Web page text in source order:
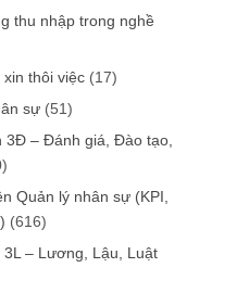
thu nhập trong nghề
thôi việc (17)
sự (51)
3Đ – Đánh giá, Đào tạo,
Quản lý nhân sự (KPI,
(616)
– Lương, Lậu, Luật